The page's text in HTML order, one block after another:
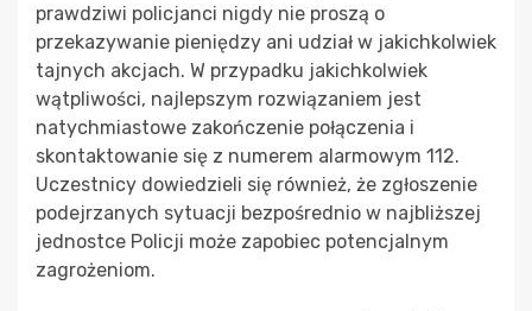
prawdziwi policjanci nigdy nie proszą o
przekazywanie pieniędzy ani udział w jakichkolwiek
tajnych akcjach. W przypadku jakichkolwiek
wątpliwości, najlepszym rozwiązaniem jest
natychmiastowe zakończenie połączenia i
skontaktowanie się z numerem alarmowym 112.
Uczestnicy dowiedzieli się również, że zgłoszenie
podejrzanych sytuacji bezpośrednio w najbliższej
jednostce Policji może zapobiec potencjalnym
zagrożeniom.